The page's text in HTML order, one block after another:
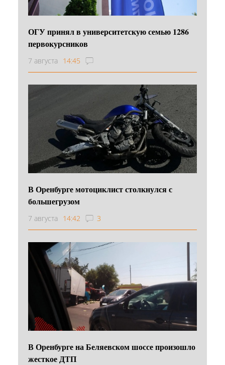
ОГУ принял в университетскую семью 1286
первокурсников
7 августа 14:45
В Оренбурге мотоциклист столкнулся с
большегрузом
7 августа 14:42 3
В Оренбурге на Беляевском шоссе произошло
жесткое ДТП